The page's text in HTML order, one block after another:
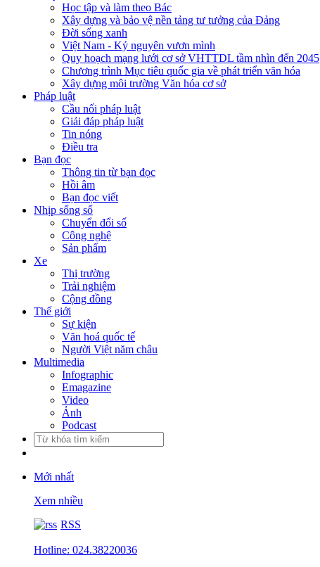
Học tập và làm theo Bác
Xây dựng và bảo vệ nền tảng tư tưởng của Đảng
Đời sống xanh
Việt Nam - Kỷ nguyên vươn mình
Quy hoạch mạng lưới cơ sở VHTTDL tầm nhìn đến 2045
Chương trình Mục tiêu quốc gia về phát triển văn hóa
Xây dựng môi trường Văn hóa cơ sở
Pháp luật
Cầu nối pháp luật
Giải đáp pháp luật
Tin nóng
Điều tra
Bạn đọc
Thông tin từ bạn đọc
Hồi âm
Bạn đọc viết
Nhịp sống số
Chuyển đổi số
Công nghệ
Sản phẩm
Xe
Thị trường
Trải nghiệm
Cộng đồng
Thế giới
Sự kiện
Văn hoá quốc tế
Người Việt năm châu
Multimedia
Infographic
Emagazine
Video
Ảnh
Podcast
Mới nhất
Xem nhiều
RSS
Hotline: 024.38220036